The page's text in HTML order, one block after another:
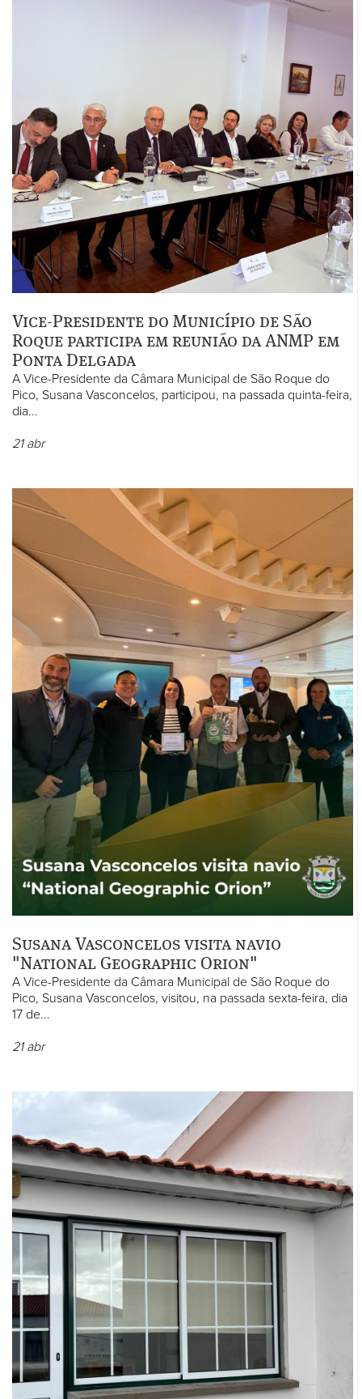
Vice-Presidente do Município de São
Roque participa em reunião da ANMP em
Ponta Delgada
A Vice-Presidente da Câmara Municipal de São Roque do
Pico, Susana Vasconcelos, participou, na passada quinta-feira,
dia...
21 abr
Susana Vasconcelos visita navio
"National Geographic Orion"
A Vice-Presidente da Câmara Municipal de São Roque do
Pico, Susana Vasconcelos, visitou, na passada sexta-feira, dia
17 de...
21 abr